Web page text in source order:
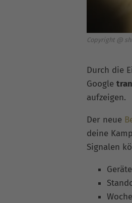
Copyright @
Durch die
Google
aufzeigen.
Der neue
deine
Signalen
Geräte